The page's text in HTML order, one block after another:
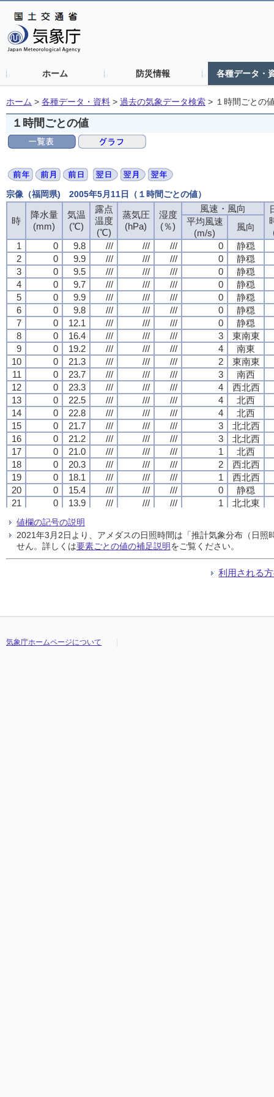
ホーム 防災情報 各種データ・
ホーム > 各種データ・資料 > 過去の気象データ検索 > １時間ごとの
１時間ごとの値
宗像（福岡県) 2005年5月11日（１時間ごとの値）
時
降水量
(mm)
気温
(℃)
露点
温度
(℃)
蒸気圧
(hPa)
湿度
(％)
風速・風向
平均風速
(m/s)
風向
1
0 9.8 /// /// /// 0
静穏
2
0 9.9 /// /// /// 0
静穏
3
0 9.5 /// /// /// 0
静穏
4
0 9.7 /// /// /// 0
静穏
5
0 9.9 /// /// /// 0
静穏
6
0 9.8 /// /// /// 0
静穏
7
0 12.1 /// /// /// 0
静穏
8
0 16.4 /// /// /// 3
東南東
9
0 19.2 /// /// /// 4
南東
10
0 21.3 /// /// /// 2
東南東
11
0 23.7 /// /// /// 3
南西
12
0 23.3 /// /// /// 4
西北西
13
0 22.5 /// /// /// 4
北西
14
0 22.8 /// /// /// 4
北西
15
0 21.7 /// /// /// 3
北北西
16
0 21.2 /// /// /// 3
北北西
17
0 21.0 /// /// /// 1
北西
18
0 20.3 /// /// /// 2
西北西
19
0 18.1 /// /// /// 1
西北西
20
0 15.4 /// /// /// 0
静穏
21
0 13.9 /// /// /// 1
北北東
13.3
23
0 12.5
静穏
24
0 11.8 /// /// /// 1 西北西
時
降水量
(mm)
気温
(℃)
露点
温度
(℃)
蒸気圧
(hPa)
湿度
(％)
風速・風向
平均風速
(m/s)
風向
1
0 9.8 /// /// /// 0
静穏
2
0 9.9 /// /// /// 0
静穏
3
0 9.5 /// /// /// 0
静穏
4
0 9.7 /// /// /// 0
静穏
5
0 9.9 /// /// /// 0
静穏
6
0 9.8 /// /// /// 0
静穏
7
0 12.1 /// /// /// 0
静穏
8
0 16.4 /// /// /// 3
東南東
9
0 19.2 /// /// /// 4
南東
10
0 21.3 /// /// /// 2
東南東
11
0 23.7 /// /// /// 3
南西
12
0 23.3 /// /// /// 4
西北西
13
0 22.5 /// /// /// 4
北西
14
0 22.8 /// /// /// 4
北西
15
0 21.7 /// /// /// 3
北北西
16
0 21.2 /// /// /// 3
北北西
17
0 21.0 /// /// /// 1
北西
18
0 20.3 /// /// /// 2
西北西
19
0 18.1 /// /// /// 1
西北西
20
0 15.4 /// /// /// 0
静穏
21
0 13.9 /// /// /// 1
北北東
13.3
23
0 12.5
静穏
24
0 11.8 /// /// /// 1 西北西
時
降水量
(mm)
気温
(℃)
露点
温度
(℃)
蒸気圧
(hPa)
湿度
(％)
風速・風向
平均風速
(m/s)
風向
1
0 9.8 /// /// /// 0
静穏
2
0 9.9 /// /// /// 0
静穏
3
0 9.5 /// /// /// 0
静穏
4
0 9.7 /// /// /// 0
静穏
5
0 9.9 /// /// /// 0
静穏
6
0 9.8 /// /// /// 0
静穏
7
0 12.1 /// /// /// 0
静穏
8
0 16.4 /// /// /// 3
東南東
9
0 19.2 /// /// /// 4
南東
10
0 21.3 /// /// /// 2
東南東
11
0 23.7 /// /// /// 3
南西
12
0 23.3 /// /// /// 4
西北西
13
0 22.5 /// /// /// 4
北西
14
0 22.8 /// /// /// 4
北西
15
0 21.7 /// /// /// 3
北北西
16
0 21.2 /// /// /// 3
北北西
17
0 21.0 /// /// /// 1
北西
18
0 20.3 /// /// /// 2
西北西
19
0 18.1 /// /// /// 1
西北西
20
0 15.4 /// /// /// 0
静穏
21
0 13.9 /// /// /// 1
北北東
13.3
23
0 12.5
静穏
24
0 11.8 /// /// /// 1 西北西
時
降水量
(mm)
気温
(℃)
露点
温度
(℃)
蒸気圧
(hPa)
湿度
(％)
風速・風向
平均風速
(m/s)
風向
1
0 9.8 /// /// /// 0
静穏
2
0 9.9 /// /// /// 0
静穏
3
0 9.5 /// /// /// 0
静穏
4
0 9.7 /// /// /// 0
静穏
5
0 9.9 /// /// /// 0
静穏
6
0 9.8 /// /// /// 0
静穏
7
0 12.1 /// /// /// 0
静穏
8
0 16.4 /// /// /// 3
東南東
9
0 19.2 /// /// /// 4
南東
10
0 21.3 /// /// /// 2
東南東
11
0 23.7 /// /// /// 3
南西
12
0 23.3 /// /// /// 4
西北西
13
0 22.5 /// /// /// 4
北西
14
0 22.8 /// /// /// 4
北西
15
0 21.7 /// /// /// 3
北北西
16
0 21.2 /// /// /// 3
北北西
17
0 21.0 /// /// /// 1
北西
18
0 20.3 /// /// /// 2
西北西
19
0 18.1 /// /// /// 1
西北西
20
0 15.4 /// /// /// 0
静穏
21
0 13.9 /// /// /// 1
北北東
13.3
23
0 12.5
静穏
24
0 11.8 /// /// /// 1 西北西
値欄の記号の説明
2021年3月2日より、アメダスの日照時間は「推計気象分布（日
せん。詳しくは要素ごとの値の補足説明をご覧ください。
利用される
気象庁ホームページについて